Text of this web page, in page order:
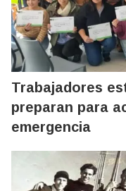
Trabajadores
preparan para
emergencia